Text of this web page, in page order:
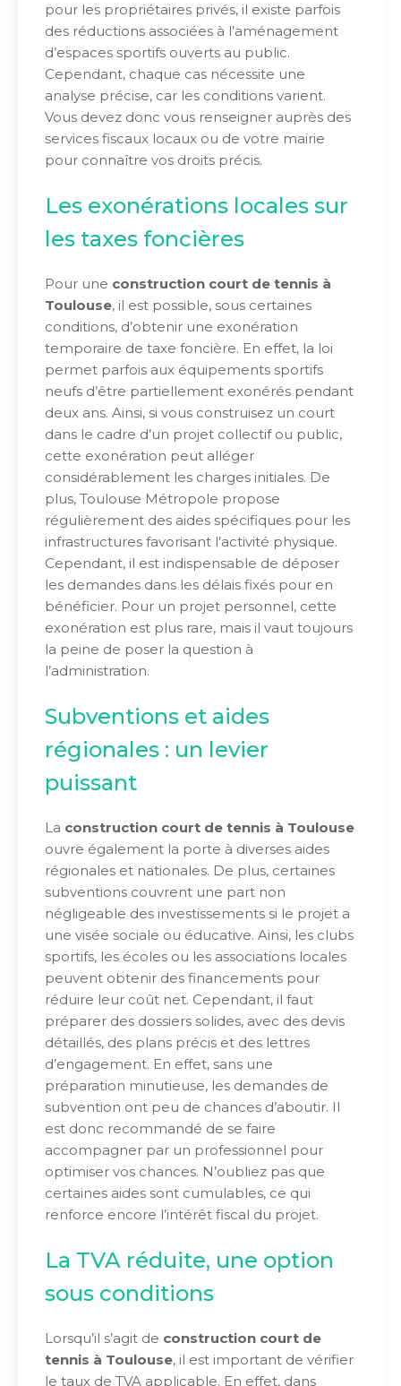
pour les propriétaires privés, il existe parfois
des réductions associées à l’aménagement
d’espaces sportifs ouverts au public.
Cependant, chaque cas nécessite une
analyse précise, car les conditions varient.
Vous devez donc vous renseigner auprès des
services fiscaux locaux ou de votre mairie
pour connaître vos droits précis.
Les exonérations locales sur
les taxes foncières
Pour une construction court de tennis à
Toulouse, il est possible, sous certaines
conditions, d’obtenir une exonération
temporaire de taxe foncière. En effet, la loi
permet parfois aux équipements sportifs
neufs d’être partiellement exonérés pendant
deux ans. Ainsi, si vous construisez un court
dans le cadre d’un projet collectif ou public,
cette exonération peut alléger
considérablement les charges initiales. De
plus, Toulouse Métropole propose
régulièrement des aides spécifiques pour les
infrastructures favorisant l’activité physique.
Cependant, il est indispensable de déposer
les demandes dans les délais fixés pour en
bénéficier. Pour un projet personnel, cette
exonération est plus rare, mais il vaut toujours
la peine de poser la question à
l’administration.
Subventions et aides
régionales : un levier
puissant
La construction court de tennis à Toulouse
ouvre également la porte à diverses aides
régionales et nationales. De plus, certaines
subventions couvrent une part non
négligeable des investissements si le projet a
une visée sociale ou éducative. Ainsi, les clubs
sportifs, les écoles ou les associations locales
peuvent obtenir des financements pour
réduire leur coût net. Cependant, il faut
préparer des dossiers solides, avec des devis
détaillés, des plans précis et des lettres
d’engagement. En effet, sans une
préparation minutieuse, les demandes de
subvention ont peu de chances d’aboutir. Il
est donc recommandé de se faire
accompagner par un professionnel pour
optimiser vos chances. N’oubliez pas que
certaines aides sont cumulables, ce qui
renforce encore l’intérêt fiscal du projet.
La TVA réduite, une option
sous conditions
Lorsqu’il s’agit de construction court de
tennis à Toulouse, il est important de vérifier
le taux de TVA applicable. En effet, dans